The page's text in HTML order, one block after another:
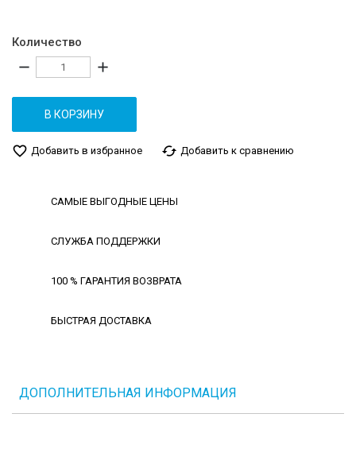
Количество
remove add
В КОРЗИНУ
favorite_border Добавить в избранное cached Добавить к сравнению
САМЫЕ ВЫГОДНЫЕ ЦЕНЫ
СЛУЖБА ПОДДЕРЖКИ
100 % ГАРАНТИЯ ВОЗВРАТА
БЫСТРАЯ ДОСТАВКА
ДОПОЛНИТЕЛЬНАЯ ИНФОРМАЦИЯ